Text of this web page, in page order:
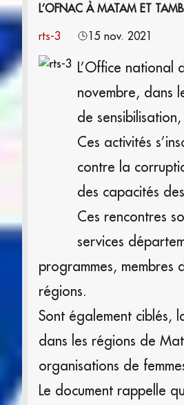
L’OFNAC À MATAM ET
rts-3
15 nov. 2021
L’Office
novembre, dans
de
Ces activités
contre la
des capacités
Ces rencontres
services
programmes, membres
régions.
Sont également ciblés,
dans les régions de
organisations de
Le document rappelle